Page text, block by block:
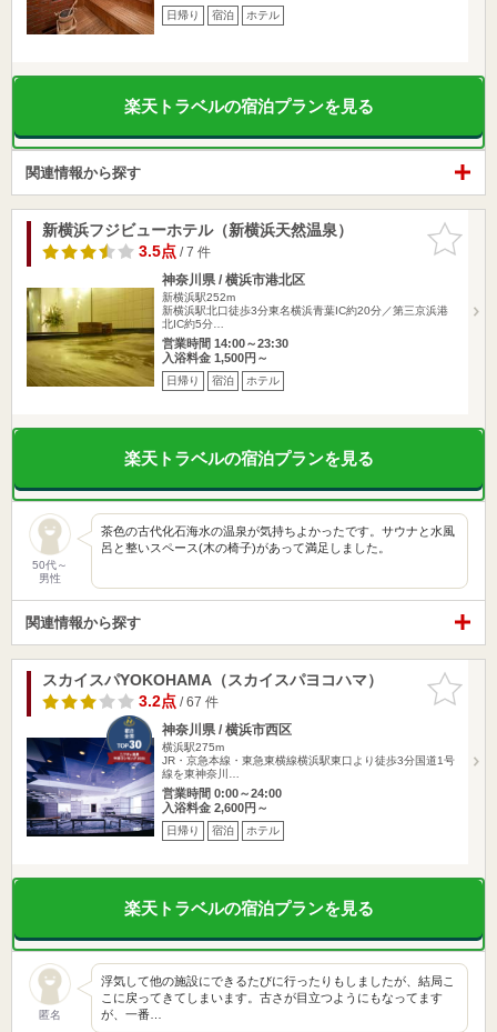
日帰り 宿泊 ホテル
楽天トラベルの宿泊プランを見る
関連情報から探す
お気に入
りに追加
新横浜フジビューホテル（新横浜天然温泉）
3.5点/ 7 件
神奈川県 / 横浜市港北区
新横浜駅252m
新横浜駅北口徒歩3分東名横浜青葉IC約20分／第三京浜港
北IC約5分…
営業時間 14:00～23:30
入浴料金 1,500円～
日帰り 宿泊 ホテル
楽天トラベルの宿泊プランを見る
50代～
男性
茶色の古代化石海水の温泉が気持ちよかったです。サウナと水風
呂と整いスペース(木の椅子)があって満足しました。
関連情報から探す
お気に入
りに追加
スカイスパYOKOHAMA（スカイスパヨコハマ）
3.2点/ 67 件
神奈川県 / 横浜市西区
横浜駅275m
JR・京急本線・東急東横線横浜駅東口より徒歩3分国道1号
線を東神奈川…
営業時間 0:00～24:00
入浴料金 2,600円～
日帰り 宿泊 ホテル
楽天トラベルの宿泊プランを見る
匿名
浮気して他の施設にできるたびに行ったりもしましたが、結局こ
こに戻ってきてしまいます。古さが目立つようにもなってます
が、一番…